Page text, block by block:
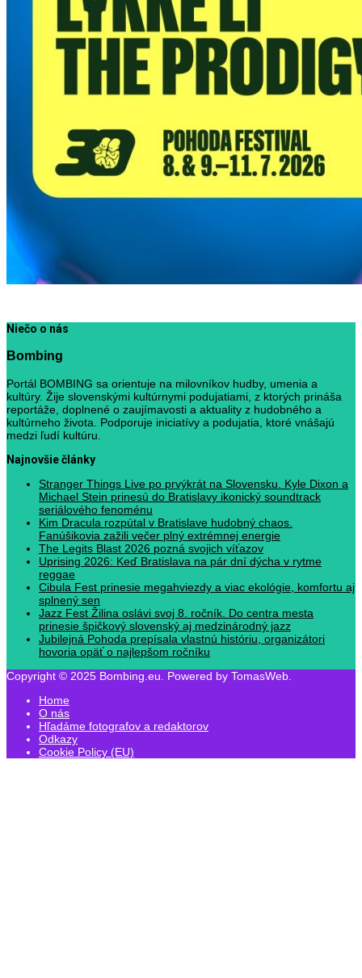
Niečo o nás
Bombing
Portál BOMBING sa orientuje na milovníkov hudby, umenia a
kultúry. Žije slovenskými kultúrnymi podujatiami, z ktorých prináša
reportáže, doplnené o zaujímavosti a aktuality z hudobného a
kultúrneho života. Podporuje iniciatívy a podujatia, ktoré vnášajú
medzi ľudí kultúru.
Najnovšie články
Stranger Things Live po prvýkrát na Slovensku. Kyle Dixon a
Michael Stein prinesú do Bratislavy ikonický soundtrack
seriálového fenoménu
Kim Dracula rozpútal v Bratislave hudobný chaos.
Fanúšikovia zažili večer plný extrémnej energie
The Legits Blast 2026 pozná svojich víťazov
Uprising 2026: Keď Bratislava na pár dní dýcha v rytme
reggae
Cibula Fest prinesie megahviezdy a viac ekológie, komfortu aj
splnený sen
Jazz Fest Žilina oslávi svoj 8. ročník. Do centra mesta
prinesie špičkový slovenský aj medzinárodný jazz
Jubilejná Pohoda prepísala vlastnú históriu, organizátori
hovoria opäť o najlepšom ročníku
Copyright © 2025 Bombing.eu. Powered by TomasWeb.
Home
O nás
Hľadáme fotografov a redaktorov
Odkazy
Cookie Policy (EU)